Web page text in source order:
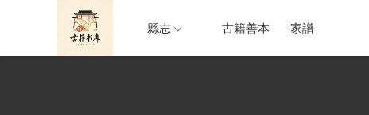
縣志 古籍善本 家譜